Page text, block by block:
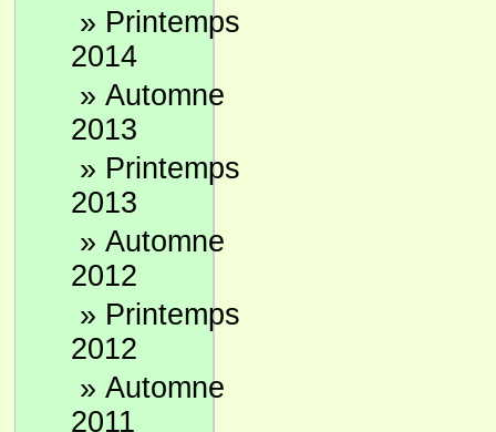
» Printemps
2014
» Automne
2013
» Printemps
2013
» Automne
2012
» Printemps
2012
» Automne
2011